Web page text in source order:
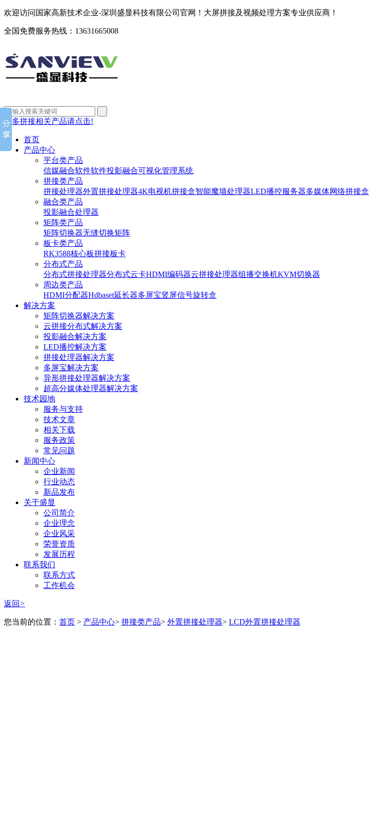
欢迎访问国家高新技术企业-深圳盛显科技有限公司官网！大屏拼接及视频处理方案专业供应商！
全国免费服务热线： 13631665008
更多拼接相关产品请点击!
首页
产品中心
平台类产品
信媒融合软件软件投影融合可视化管理系统
拼接类产品
拼接处理器外置拼接处理器4K电视机拼接盒智能魔墙处理器LED播控服务器多媒体网络拼接盒
融合类产品
投影融合处理器
矩阵类产品
矩阵切换器无缝切换矩阵
板卡类产品
RK3588核心板拼接板卡
分布式产品
分布式拼接处理器分布式云卡HDMI编码器云拼接处理器组播交换机KVM切换器
周边类产品
HDMI分配器Hdbaset延长器多屏宝竖屏信号旋转盒
解决方案
矩阵切换器解决方案
云拼接分布式解决方案
投影融合解决方案
LED播控解决方案
拼接处理器解决方案
多屏宝解决方案
异形拼接处理器解决方案
超高分媒体处理器解决方案
技术园地
服务与支持
技术文章
相关下载
服务政策
常见问题
新闻中心
企业新闻
行业动态
新品发布
关于盛显
公司简介
企业理念
企业风采
荣誉资质
发展历程
联系我们
联系方式
工作机会
返回 >
您当前的位置： 首页 > 产品中心> 拼接类产品> 外置拼接处理器> LCD外置拼接处理器